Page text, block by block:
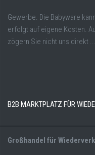
Gewerbe. Die Babyware
erfolgt auf eigene Kosten.
zögern Sie nicht uns direkt ...
B2B MARKTPLATZ FÜR
Großhandel für